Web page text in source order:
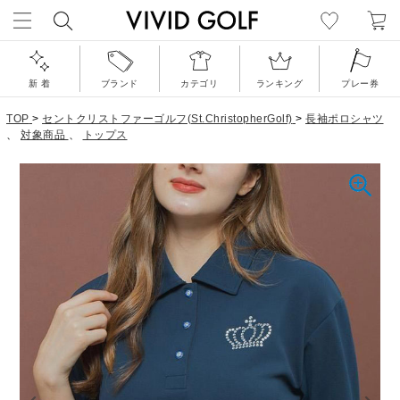
新 着 ブランド カテゴリ ランキング プレー券
TOP > セントクリストファーゴルフ(St.ChristopherGolf) > 長袖ポロシャツ
、 対象商品 、 トップス